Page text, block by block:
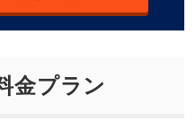
金プラン